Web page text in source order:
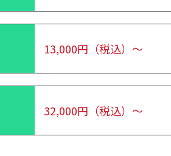
13,000円（税込）～
32,000円（税込）～